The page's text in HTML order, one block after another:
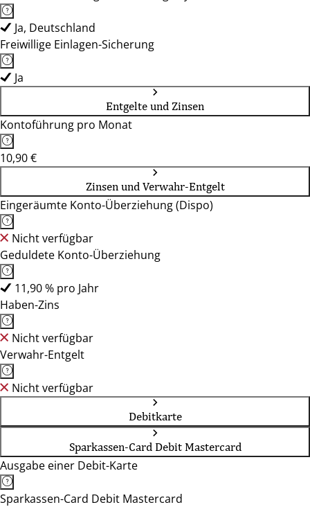
Ja, Deutschland
Freiwillige Einlagen-Sicherung
Ja
Entgelte und Zinsen
Kontoführung pro Monat
10,90 €
Zinsen und Verwahr-Entgelt
Eingeräumte Konto-Überziehung (Dispo)
Nicht verfügbar
Geduldete Konto-Überziehung
11,90 % pro Jahr
Haben-Zins
Nicht verfügbar
Verwahr-Entgelt
Nicht verfügbar
Debitkarte
Sparkassen-Card Debit Mastercard
Ausgabe einer Debit-Karte
Sparkassen-Card Debit Mastercard